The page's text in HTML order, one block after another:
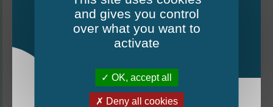
CONTACTEZ-NOUS
Le Mag - édition estivale
and gives you control
over what you want to
activate
OK, accept all
Deny all cookies